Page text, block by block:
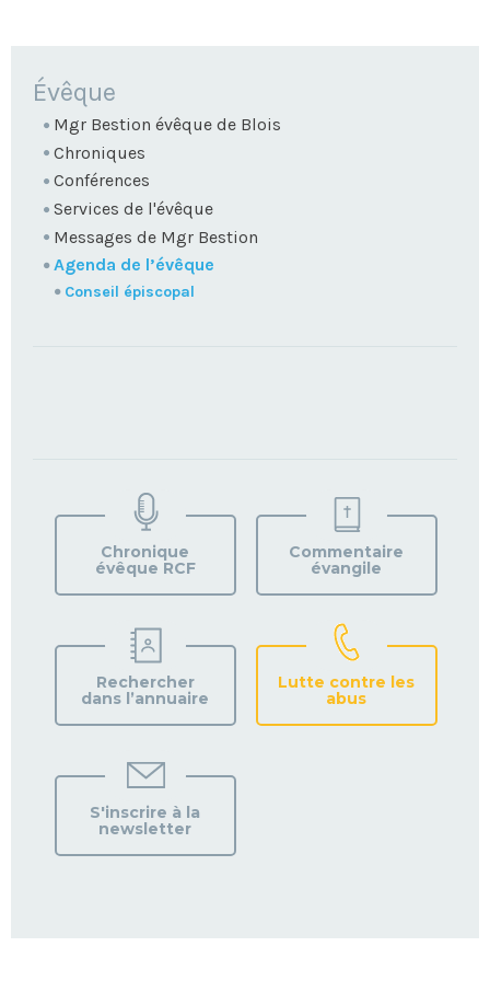
NAVIGATION
Évêque
Mgr Bestion évêque de Blois
Chroniques
Conférences
Services de l'évêque
Messages de Mgr Bestion
Agenda de l’évêque
Conseil épiscopal
VOTRE
PAROISSE
Chronique
évêque RCF
Commentaire
évangile
Rechercher
dans l’annuaire
Lutte contre les
abus
S'inscrire à la
newsletter